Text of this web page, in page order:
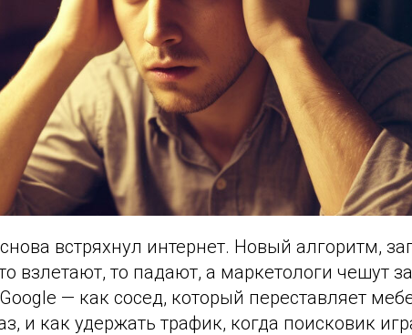
встряхнул интернет. Новый алгоритм,
взлетают, то падают, а маркетологи чешут
— как сосед, который переставляет
и как удержать трафик, когда поисковик